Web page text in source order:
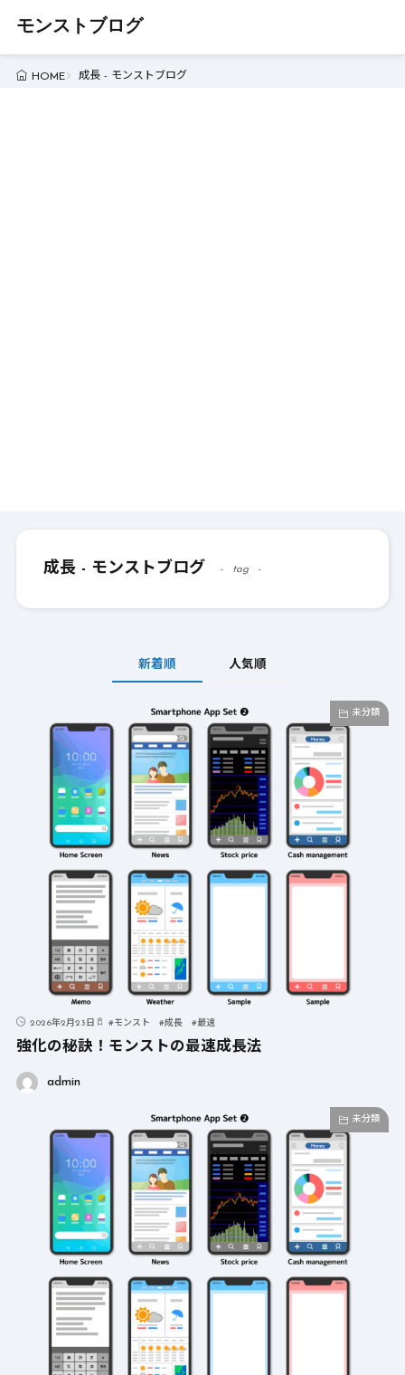
モンストブログ
HOME 成長 - モンストブログ
成長 - モンストブログ tag
新着順 人気順
未分類
2026年2月23日 #モンスト #成長 #最速
強化の秘訣！モンストの最速成長法
admin
未分類